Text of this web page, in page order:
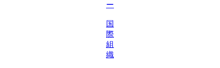
ー
国
際
組
織